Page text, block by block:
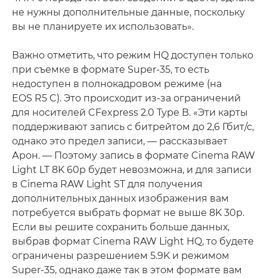
не нужны дополнительные данные, поскольку
вы не планируете их использовать».
Важно отметить, что режим HQ доступен только
при съемке в формате Super-35, то есть
недоступен в полнокадровом режиме (на
EOS R5 C). Это происходит из-за ограничений
для носителей CFexpress 2.0 Type B. «Эти карты
поддерживают запись с битрейтом до 2,6 Гбит/с,
однако это предел записи, — рассказывает
Арон. — Поэтому запись в формате Cinema RAW
Light LT 8K 60p будет невозможна, и для записи
в Cinema RAW Light ST для получения
дополнительных данных изображения вам
потребуется выбрать формат не выше 8K 30p.
Если вы решите сохранить больше данных,
выбрав формат Cinema RAW Light HQ, то будете
ограничены разрешением 5.9K и режимом
Super-35, однако даже так в этом формате вам